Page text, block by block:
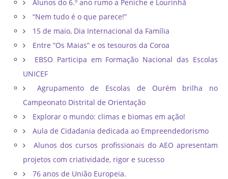
Alunos do 6.º ano rumo a Peniche e Lourinhã
“Nem tudo é o que parece!”
15 de maio, Dia Internacional da Família
Entre “Os Maias” e os tesouros da Coroa
EBSO Participa em Formação Nacional das Escolas
UNICEF
Agrupamento de Escolas de Ourém brilha no
Campeonato Distrital de Orientação ​
Explorar o mundo: climas e biomas em ação!
Aula de Cidadania dedicada ao Empreendedorismo
Alunos dos cursos profissionais do AEO apresentam
projetos com criatividade, rigor e sucesso
76 anos de União Europeia.